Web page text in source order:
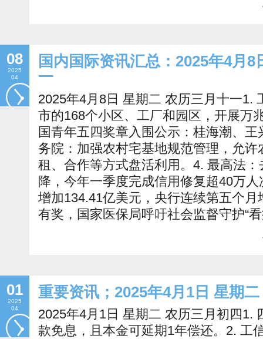
08
2025
04
国内国际资讯汇总：2025年4月
一
2025年4月8日 星期二 农历三月十一1.
市的168个小区、工厂和园区，开展万
国青年五四奖章入围公示：桂海潮、
务院：加强农村宅基地规范管理，允
租、合作等方式盘活利用。4. 最高法
降，今年一季度完成信用修复超40万
增加134.41亿美元，央行连续第五个
有奖，国家医保局呼吁社会监督守护“
01
2025
04
重要资讯；2025年4月1日 星期
2025年4月1日 星期二 农历三月初四1.
款免息，且本金可延期1年偿还。2. 工